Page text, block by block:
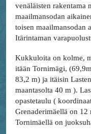
venäläisten rakentama
maailmansodan
toisen maailmansodan
Itärintaman
Kukkuloita on kolme,
itään Tornimägi,
83,2 m) ja itäisin
maantasolta 40 m ).
opastetaulu (
Grenaderimäellä on
Tornimäellä on